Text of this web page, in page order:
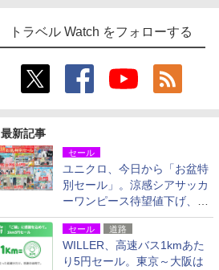
トラベル Watch をフォローする
最新記事
セール
ユニクロ、今日から「お盆特
別セール」。涼感シアサッカ
ーワンピース待望値下げ、撥
水ギアショーツは1990円に
セール 道路
WILLER、高速バス1kmあた
り5円セール。東京～大阪は